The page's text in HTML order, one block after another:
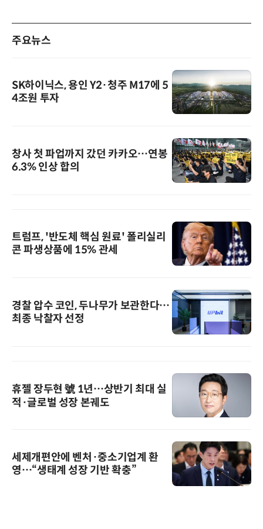
주요뉴스
SK하이닉스, 용인 Y2·청주 M17에 5
4조원 투자
창사 첫 파업까지 갔던 카카오…연봉
6.3% 인상 합의
트럼프, '반도체 핵심 원료' 폴리실리
콘 파생상품에 15% 관세
경찰 압수 코인, 두나무가 보관한다…
최종 낙찰자 선정
휴젤 장두현 號 1년…상반기 최대 실
적·글로벌 성장 본궤도
세제개편안에 벤처·중소기업계 환
영…“생태계 성장 기반 확충”